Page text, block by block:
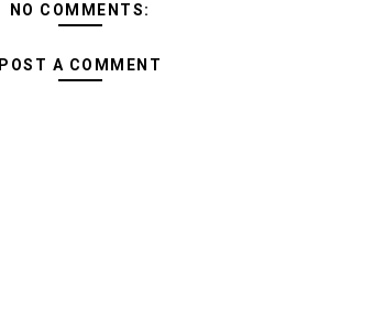
NO COMMENTS:
POST A COMMENT